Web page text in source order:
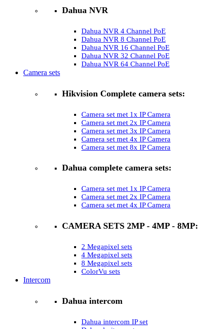
Dahua NVR
Dahua NVR 4 Channel PoE
Dahua NVR 8 Channel PoE
Dahua NVR 16 Channel PoE
Dahua NVR 32 Channel PoE
Dahua NVR 64 Channel PoE
Camera sets
Hikvision Complete camera sets:
Camera set met 1x IP Camera
Camera set met 2x IP Camera
Camera set met 3x IP Camera
Camera set met 4x IP Camera
Camera set met 8x IP Camera
Dahua complete camera sets:
Camera set met 1x IP Camera
Camera set met 2x IP Camera
Camera set met 4x IP Camera
CAMERA SETS 2MP - 4MP - 8MP:
2 Megapixel sets
4 Megapixel sets
8 Megapixel sets
ColorVu sets
Intercom
Dahua intercom
Dahua intercom IP set